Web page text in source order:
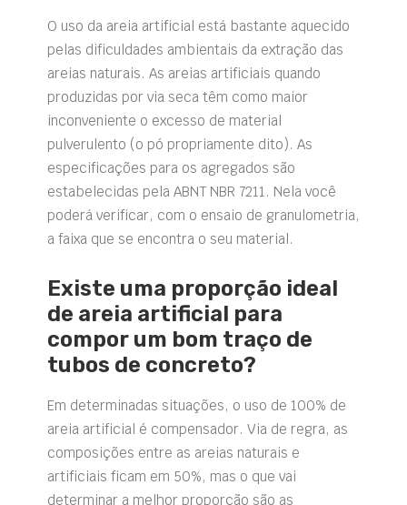
O uso da areia artificial está bastante aquecido
pelas dificuldades ambientais da extração das
areias naturais. As areias artificiais quando
produzidas por via seca têm como maior
inconveniente o excesso de material
pulverulento (o pó propriamente dito). As
especificações para os agregados são
estabelecidas pela ABNT NBR 7211. Nela você
poderá verificar, com o ensaio de granulometria,
a faixa que se encontra o seu material.
Existe uma proporção ideal
de areia artificial para
compor um bom traço de
tubos de concreto?
Em determinadas situações, o uso de 100% de
areia artificial é compensador. Via de regra, as
composições entre as areias naturais e
artificiais ficam em 50%, mas o que vai
determinar a melhor proporção são as